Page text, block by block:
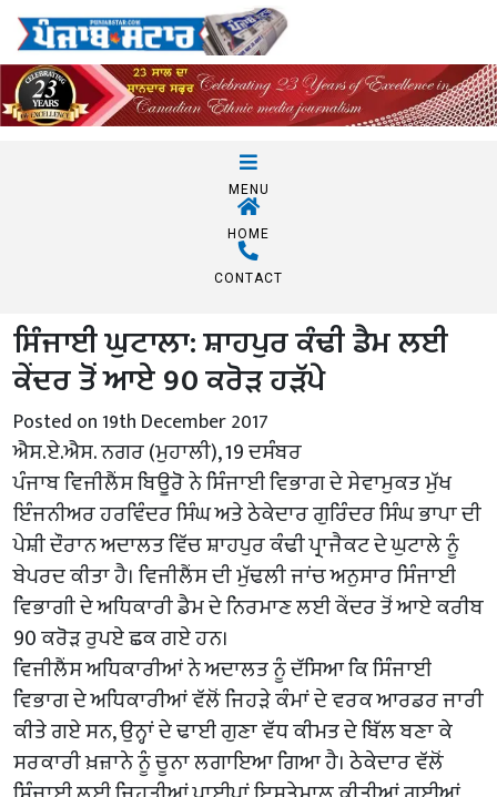
MENU
HOME
CONTACT
ਸਿੰਜਾਈ ਘੁਟਾਲਾ: ਸ਼ਾਹਪੁਰ ਕੰਢੀ ਡੈਮ ਲਈ
ਕੇਂਦਰ ਤੋਂ ਆਏ 90 ਕਰੋੜ ਹੜੱਪੇ
Posted on 19th December 2017
ਐਸ.ਏ.ਐਸ. ਨਗਰ (ਮੁਹਾਲੀ), 19 ਦਸੰਬਰ
ਪੰਜਾਬ ਵਿਜੀਲੈਂਸ ਬਿਊਰੋ ਨੇ ਸਿੰਜਾਈ ਵਿਭਾਗ ਦੇ ਸੇਵਾਮੁਕਤ ਮੁੱਖ
ਇੰਜਨੀਅਰ ਹਰਵਿੰਦਰ ਸਿੰਘ ਅਤੇ ਠੇਕੇਦਾਰ ਗੁਰਿੰਦਰ ਸਿੰਘ ਭਾਪਾ ਦੀ
ਪੇਸ਼ੀ ਦੌਰਾਨ ਅਦਾਲਤ ਵਿੱਚ ਸ਼ਾਹਪੁਰ ਕੰਢੀ ਪ੍ਰਾਜੈਕਟ ਦੇ ਘੁਟਾਲੇ ਨੂੰ
ਬੇਪਰਦ ਕੀਤਾ ਹੈ। ਵਿਜੀਲੈਂਸ ਦੀ ਮੁੱਢਲੀ ਜਾਂਚ ਅਨੁਸਾਰ ਸਿੰਜਾਈ
ਵਿਭਾਗੀ ਦੇ ਅਧਿਕਾਰੀ ਡੈਮ ਦੇ ਨਿਰਮਾਣ ਲਈ ਕੇਂਦਰ ਤੋਂ ਆਏ ਕਰੀਬ
90 ਕਰੋੜ ਰੁਪਏ ਛਕ ਗਏ ਹਨ।
ਵਿਜੀਲੈਂਸ ਅਧਿਕਾਰੀਆਂ ਨੇ ਅਦਾਲਤ ਨੂੰ ਦੱਸਿਆ ਕਿ ਸਿੰਜਾਈ
ਵਿਭਾਗ ਦੇ ਅਧਿਕਾਰੀਆਂ ਵੱਲੋਂ ਜਿਹੜੇ ਕੰਮਾਂ ਦੇ ਵਰਕ ਆਰਡਰ ਜਾਰੀ
ਕੀਤੇ ਗਏ ਸਨ, ਉਨ੍ਹਾਂ ਦੇ ਢਾਈ ਗੁਣਾ ਵੱਧ ਕੀਮਤ ਦੇ ਬਿੱਲ ਬਣਾ ਕੇ
ਸਰਕਾਰੀ ਖ਼ਜ਼ਾਨੇ ਨੂੰ ਚੂਨਾ ਲਗਾਇਆ ਗਿਆ ਹੈ। ਠੇਕੇਦਾਰ ਵੱਲੋਂ